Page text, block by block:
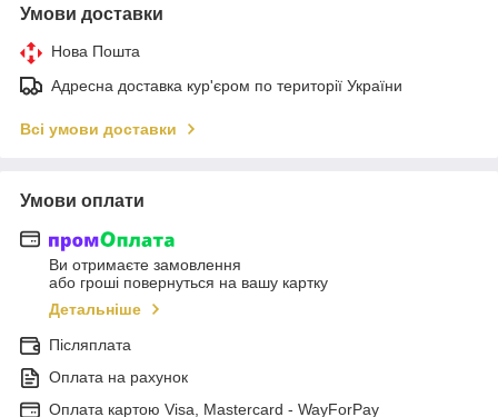
Умови доставки
Нова Пошта
Адресна доставка кур'єром по території України
Всі умови доставки
Умови оплати
Ви отримаєте замовлення
або гроші повернуться на вашу картку
Детальніше
Післяплата
Оплата на рахунок
Оплата картою Visa, Mastercard - WayForPay